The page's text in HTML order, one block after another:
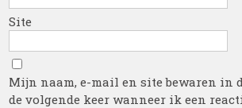
Site
Mijn naam, e-mail en site bewaren in
de volgende keer wanneer ik een